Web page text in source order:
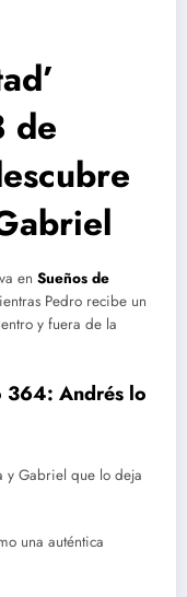
de
en Sueños de
Pedro recibe un
y fuera de la
364: Andrés lo
y Gabriel que lo deja
una auténtica